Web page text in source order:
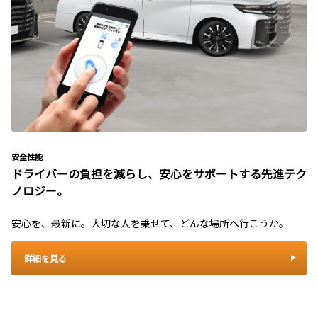
安全性能
ドライバーの負担を減らし、安心をサポートする先進テク
ノロジー。
安心を、最新に。大切な人を乗せて、どんな場所へ行こうか。
詳細を見る